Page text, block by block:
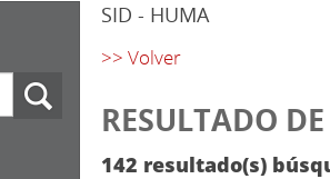
SID - HUMA
>> Volver
RESULTADO
142 resultado(s)